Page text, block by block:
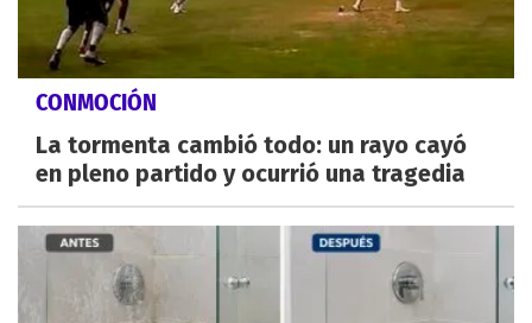
CONMOCIÓN
La tormenta cambió todo: un rayo cayó
en pleno partido y ocurrió una tragedia